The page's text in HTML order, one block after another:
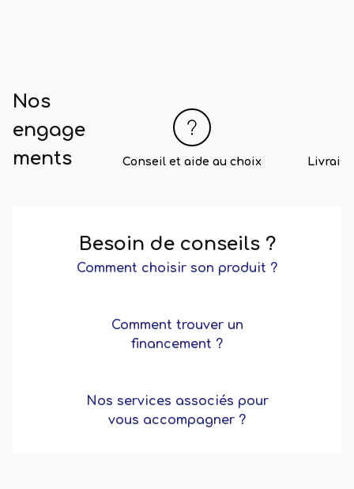
Nos
engage
ments
Conseil et aide au choix
Besoin de conseils ?
Comment choisir son produit ?
Comment trouver un
financement ?
Nos services associés pour
vous accompagner ?